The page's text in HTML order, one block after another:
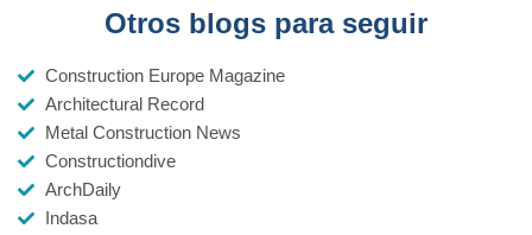
Otros blogs para seguir
Construction Europe Magazine
Architectural Record
Metal Construction News
Constructiondive
ArchDaily
Indasa